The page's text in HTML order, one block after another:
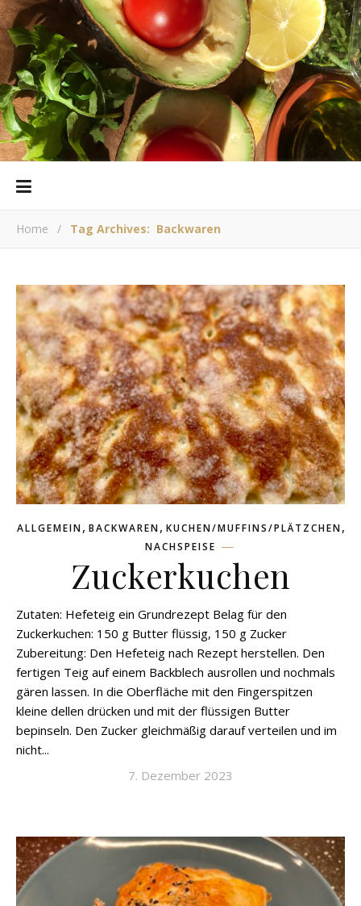
Home / Tag Archives: Backwaren
ALLGEMEIN, BACKWAREN, KUCHEN/MUFFINS/PLÄTZCHEN,
NACHSPEISE
Zuckerkuchen
Zutaten: Hefeteig ein Grundrezept Belag für den
Zuckerkuchen: 150 g Butter flüssig, 150 g Zucker
Zubereitung: Den Hefeteig nach Rezept herstellen. Den
fertigen Teig auf einem Backblech ausrollen und nochmals
gären lassen. In die Oberfläche mit den Fingerspitzen
kleine dellen drücken und mit der flüssigen Butter
bepinseln. Den Zucker gleichmäßig darauf verteilen und im
nicht...
7. Dezember 2023